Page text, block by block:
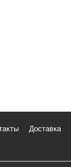
Доставка